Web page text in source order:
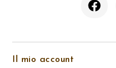
Il mio account